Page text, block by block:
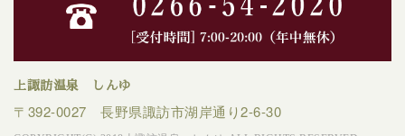
上諏訪温泉 しんゆ
〒392-0027 長野県諏訪市湖岸通り2-6-30